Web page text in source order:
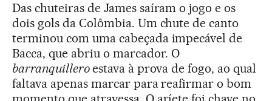
Das chuteiras de James saíram o jogo e os
dois gols da Colômbia. Um chute de canto
terminou com uma cabeçada impecável de
Bacca, que abriu o marcador. O
barranquilleroestava à prova de fogo, ao qual
faltava apenas marcar para reafirmar o bom